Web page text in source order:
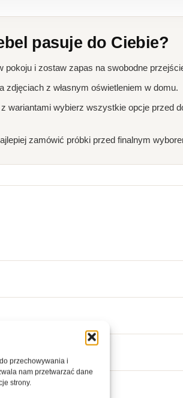
przechowywania i
nam przetwarzać dane
strony.
pasuje do Ciebie?
pokoju i zostaw zapas na swobodne
zdjęciach z własnym oświetleniem w domu.
wariantami wybierz wszystkie opcje przed
zamówić próbki przed finalnym